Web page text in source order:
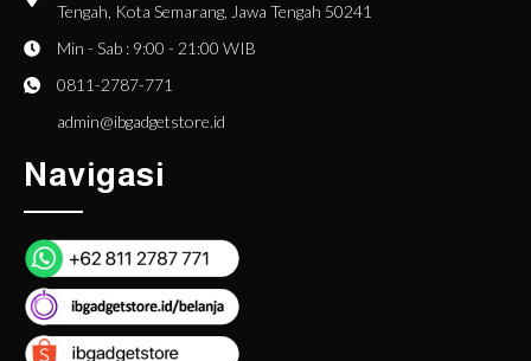
Tengah, Kota Semarang, Jawa Tengah 50241
Min - Sab : 9:00 - 21:00 WIB
0811-2787-771
admin@ibgadgetstore.id
Navigasi